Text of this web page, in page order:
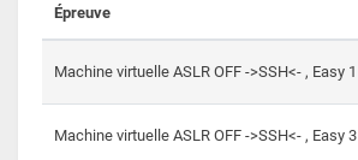
Épreuve
Machine virtuelle ASLR OFF ->SSH<- , Easy 1
Machine virtuelle ASLR OFF ->SSH<- , Easy 3